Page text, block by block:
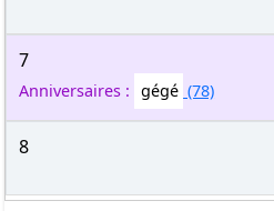
7
Anniversaires : gégé (78)
8